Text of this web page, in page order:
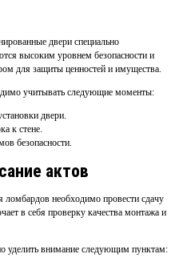
двери специально
высоким уровнем безопасности и
для защиты ценностей и имущества.
учитывать следующие моменты:
двери.
к стене.
безопасности.
актов
ломбардов необходимо провести сдачу
в себя проверку качества монтажа и
уделить внимание следующим пунктам: